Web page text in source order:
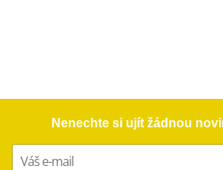
Nenechte si ujít žádnou